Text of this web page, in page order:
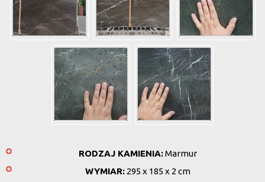
RODZAJ KAMIENIA:Marmur
WYMIAR:295 x 185 x 2 cm